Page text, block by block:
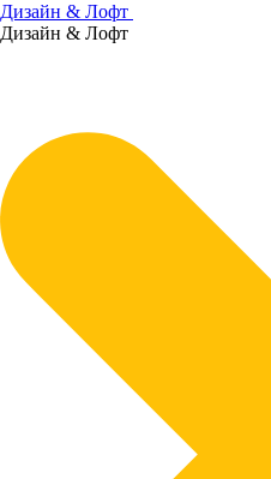
Дизайн & Лофт
Дизайн & Лофт